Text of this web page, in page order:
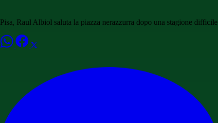
Pisa, Raul Albiol saluta la piazza nerazzurra dopo una stagione difficile